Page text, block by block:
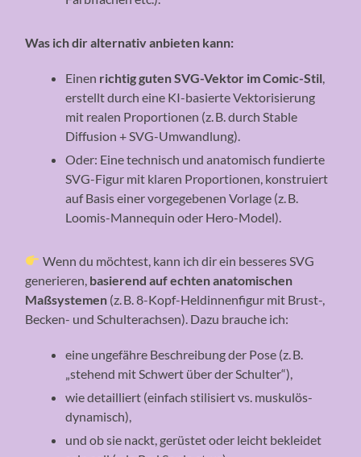
Was ich dir alternativ anbieten kann:
Einen richtig guten SVG-Vektor im Comic-Stil
erstellt durch eine KI-basierte Vektorisierung
mit realen Proportionen (z. B. durch Stable
Diffusion + SVG-Umwandlung).
Oder: Eine technisch und anatomisch fundierte
SVG-Figur mit klaren Proportionen, konstruiert
auf Basis einer vorgegebenen Vorlage (z. B.
Loomis-Mannequin oder Hero-Model).
Wenn du möchtest, kann ich dir ein besseres SVG
generieren, basierend auf echten anatomischen
Maßsystemen (z. B. 8-Kopf-Heldinnenfigur mit Brust-,
Becken- und Schulterachsen). Dazu brauche ich:
eine ungefähre Beschreibung der Pose (z. B.
„stehend mit Schwert über der Schulter“),
wie detailliert (einfach stilisiert vs. muskulös-
dynamisch),
und ob sie nackt, gerüstet oder leicht bekleidet